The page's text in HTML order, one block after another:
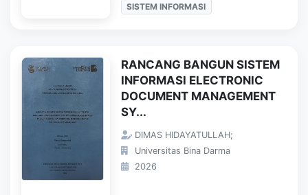
SISTEM INFORMASI
RANCANG BANGUN SISTEM
INFORMASI ELECTRONIC
DOCUMENT MANAGEMENT
SY...
DIMAS HIDAYATULLAH;
Universitas Bina Darma
2026